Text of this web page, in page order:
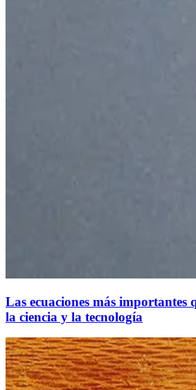
Las ecuaciones más importantes
la ciencia y la tecnología